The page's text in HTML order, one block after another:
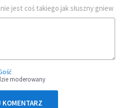
jest coś takiego jak słuszny gniew
moderowany
KOMENTARZ